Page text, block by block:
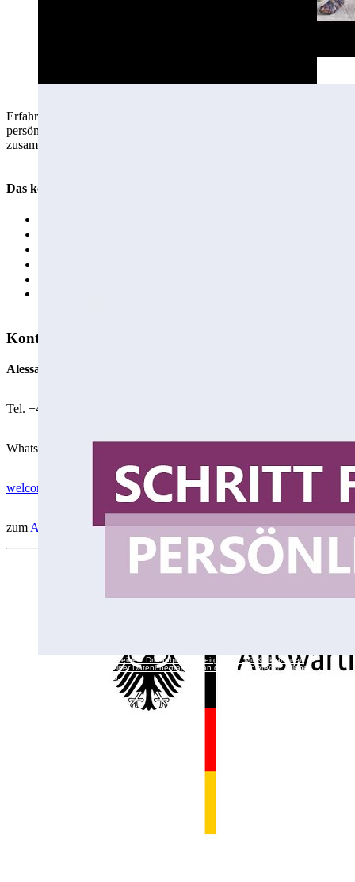
Externe Inhalte laden
Dieses Video wird von einem Drittanbieter bereitgestellt. Mit Klick auf den
Button stimmen Sie einer Datenübertragung an diesen Anbieter zu. Siehe
Daten­schutzerklärung.
Externe Inhalte laden
Erfahre in diesem Infovideo Schritt für Schritt, wie Du Dir Deinen
persönlichen Stundenplan im Studierenden-Portal
zusammenstellst.
Das könnte Dich auch interessieren
Kontakt
Alessa Heisler
Tel. +49 711 459-24629
WhatsApp +49 173 17 02 942
welcome-week(at)ua.uni-hohenheim.de
zum Akademischen Auslandsamt